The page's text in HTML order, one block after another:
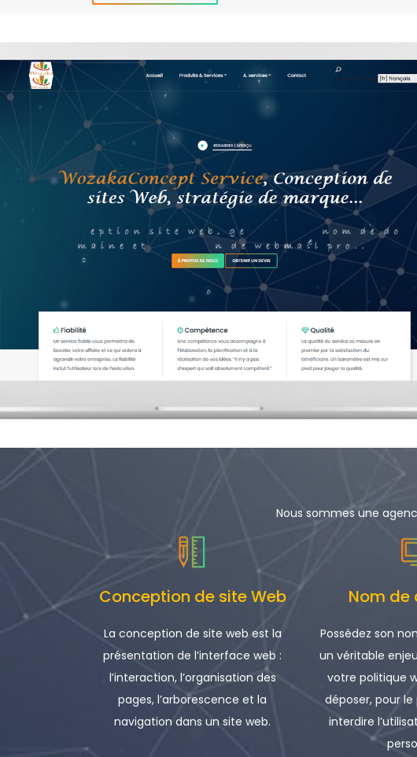
Nous sommes une
Conception de site Web
La conception de site web est la
présentation de l’interface web :
l’interaction, l’organisation des
pages, l’arborescence et la
navigation dans un site web.
Nom de
Possédez son
un véritable
votre politique
déposer, pour le
interdire